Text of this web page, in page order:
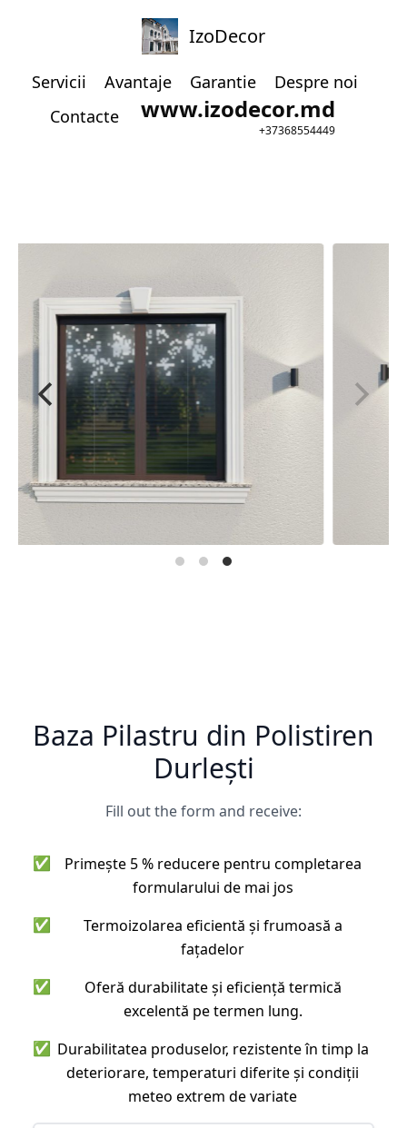
IzoDecor
Servicii Avantaje Garantie
Despre noi
Contacte
www.izodecor.md
+37368554449
Baza Pilastru din Polistiren
Durlești
Fill out the form and receive:
✅
Primește 5 % reducere pentru completarea
formularului de mai jos
✅
Termoizolarea eficientă și frumoasă a
fațadelor
✅
Oferă durabilitate și eficiență termică
excelentă pe termen lung.
✅ Durabilitatea produselor, rezistente în timp la
deteriorare, temperaturi diferite și condiții
meteo extrem de variate